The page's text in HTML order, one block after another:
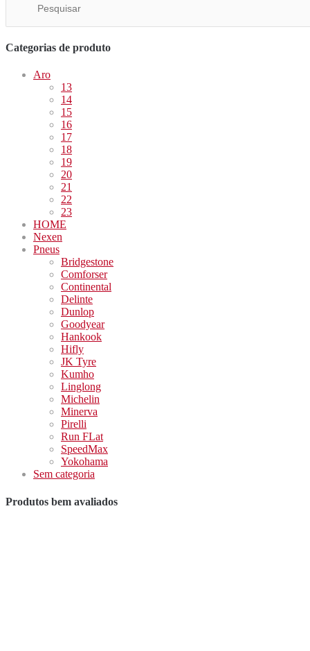
Categorias de produto
Aro
13
14
15
16
17
18
19
20
21
22
23
HOME
Nexen
Pneus
Bridgestone
Comforser
Continental
Delinte
Dunlop
Goodyear
Hankook
Hifly
JK Tyre
Kumho
Linglong
Michelin
Minerva
Pirelli
Run FLat
SpeedMax
Yokohama
Sem categoria
Produtos bem avaliados